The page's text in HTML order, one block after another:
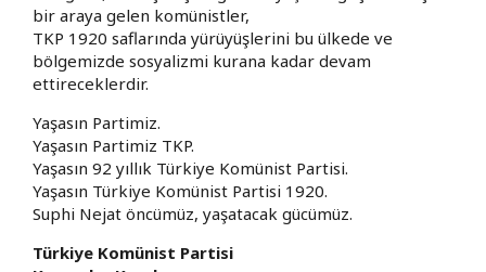
bir araya gelen komünistler,
TKP 1920 saflarında yürüyüşlerini bu ülkede ve
bölgemizde sosyalizmi kurana kadar devam
ettireceklerdir.
Yaşasın Partimiz.
Yaşasın Partimiz TKP.
Yaşasın 92 yıllık Türkiye Komünist Partisi.
Yaşasın Türkiye Komünist Partisi 1920.
Suphi Nejat öncümüz, yaşatacak gücümüz.
Türkiye Komünist Partisi